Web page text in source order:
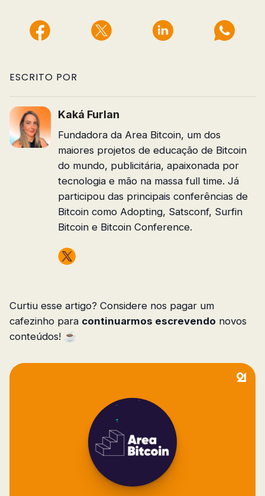
ESCRITO POR
Kaká Furlan
Fundadora da Area Bitcoin, um dos
maiores projetos de educação de Bitcoin
do mundo, publicitária, apaixonada por
tecnologia e mão na massa full time. Já
participou das principais conferências de
Bitcoin como Adopting, Satsconf, Surfin
Bitcoin e Bitcoin Conference.
Curtiu esse artigo? Considere nos pagar um
cafezinho para continuarmos escrevendo novos
conteúdos! ☕